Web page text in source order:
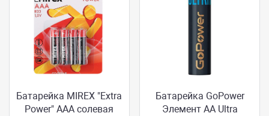
Батарейка MIREX "Extra
Power" ААА солевая
Батарейка GoPower
Элемент АА Ultra